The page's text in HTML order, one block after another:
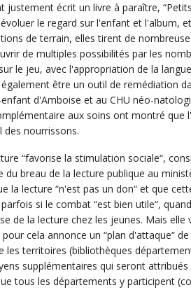
justement écrit un livre à paraître,
le regard sur l'enfant et l'album,
de terrain, elles tirent de
de multiples possibilités par les
le jeu, avec l'appropriation de la
être un outil de remédiation
d'Amboise et au CHU néo-
aux soins ont montré que
des nourrissons.
“favorise la stimulation sociale“,
du breau de la lecture publique au
la lecture “n'est pas un don“ et que
si le combat “est bien utile“,
de la lecture chez les jeunes. Mais elle
cela annonce un “plan d'attaque“
les territoires (bibliothèques
supplémentaires qui seront
tous les départements y participent